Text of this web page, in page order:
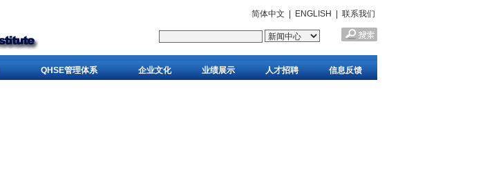
简体中文 ENGLISH 联系我们
QHSE管理体系 企业文化 业绩展示 人才招聘 信息反馈